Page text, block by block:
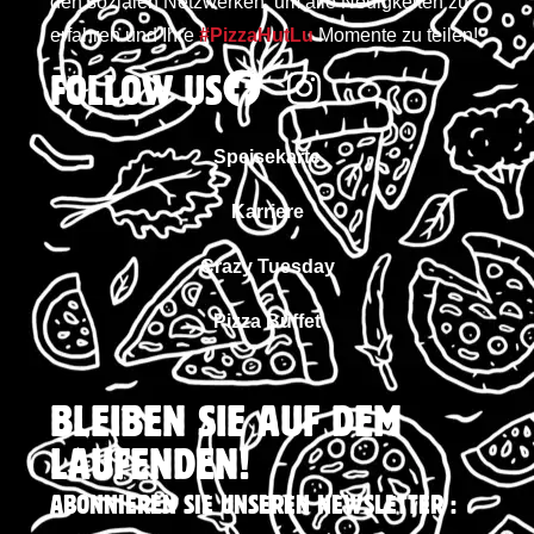
erfahren und Ihre #PizzaHutLuMomente zu teilen!
FOLLOW US
Speisekarte
Karriere
Crazy Tuesday
Pizza Buffet
BLEIBEN SIE AUF DEM
LAUFENDEN!
ABONNIEREN SIE UNSEREN NEWSLETTER :